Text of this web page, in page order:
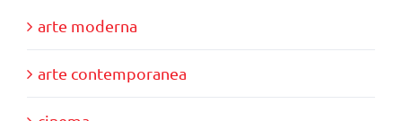
arte moderna
arte contemporanea